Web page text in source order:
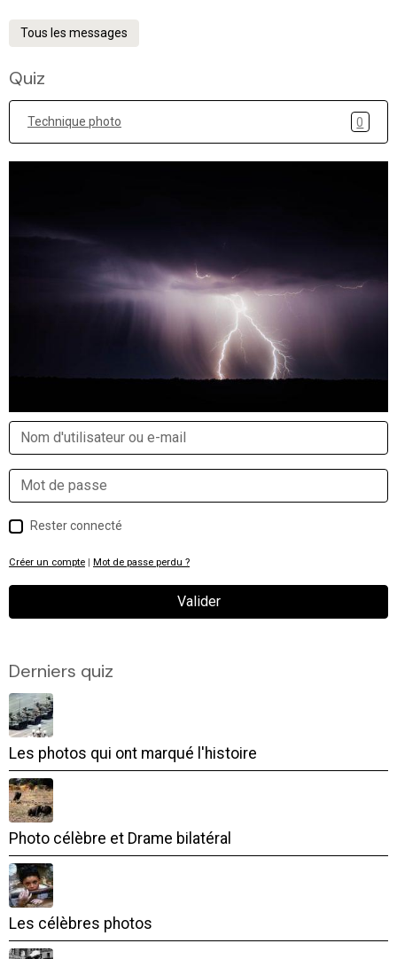
Tous les messages
Quiz
Technique photo 0
Rester connecté
Créer un compte Mot de passe perdu ?
Valider
Derniers quiz
Les photos qui ont marqué l'histoire
Photo célèbre et Drame bilatéral
Les célèbres photos